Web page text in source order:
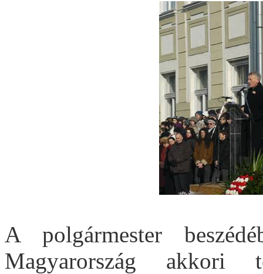
A polgármester
Magyarország akkori